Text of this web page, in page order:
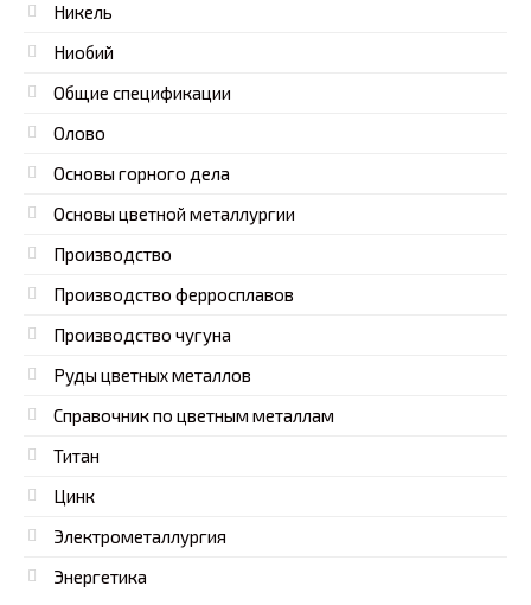
Никель
Ниобий
Общие спецификации
Олово
Основы горного дела
Основы цветной металлургии
Производство
Производство ферросплавов
Производство чугуна
Руды цветных металлов
Справочник по цветным металлам
Титан
Цинк
Электрометаллургия
Энергетика